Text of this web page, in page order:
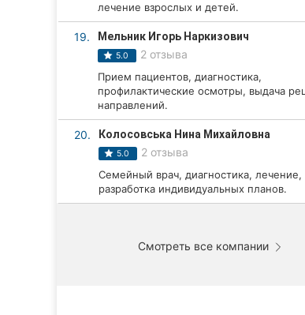
лечение взрослых и детей.
19. Мельник Игорь Наркизович
5.0 2 отзыва
Прием пациентов, диагностика,
профилактические осмотры, выдача
направлений.
20. Колосовська Нина Михайловна
5.0 2 отзыва
Семейный врач, диагностика, лечение,
разработка индивидуальных планов.
Смотреть все компании